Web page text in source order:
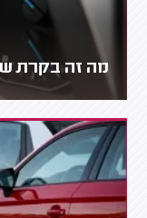
מה זה בקרת